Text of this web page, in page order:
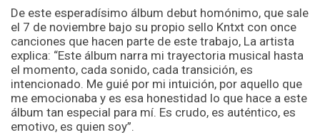
De este esperadísimo álbum debut homónimo, que sale
el 7 de noviembre bajo su propio sello Kntxt con once
canciones que hacen parte de este trabajo, La artista
explica: “Este álbum narra mi trayectoria musical hasta
el momento, cada sonido, cada transición, es
intencionado. Me guié por mi intuición, por aquello que
me emocionaba y es esa honestidad lo que hace a este
álbum tan especial para mí. Es crudo, es auténtico, es
emotivo, es quien soy”.